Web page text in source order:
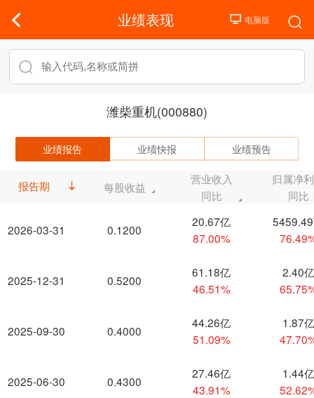
业绩表现
潍柴重机(000880)
业绩报告 业绩快报 业绩预告
报告期
2026-03-31
2025-12-31
2025-09-30
2025-06-30
每股收益
营业收入
同比
归属净
同比
0.1200
20.67亿
87.00%
0.5200
61.18亿
46.51%
2.40亿
0.4000
44.26亿
51.09%
1.87亿
0.4300
27.46亿
43.91%
1.44亿